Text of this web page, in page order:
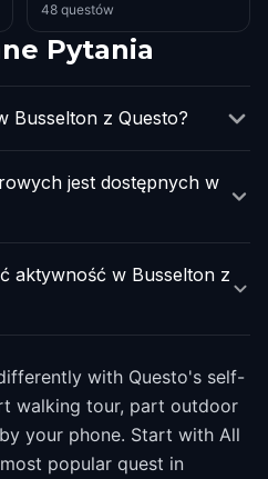
48 questów
Pytania
Busselton z Questo?
jest dostępnych w
aktywność w Busselton z
with Questo's self-
walking tour, part outdoor
your phone. Start with All
popular quest in